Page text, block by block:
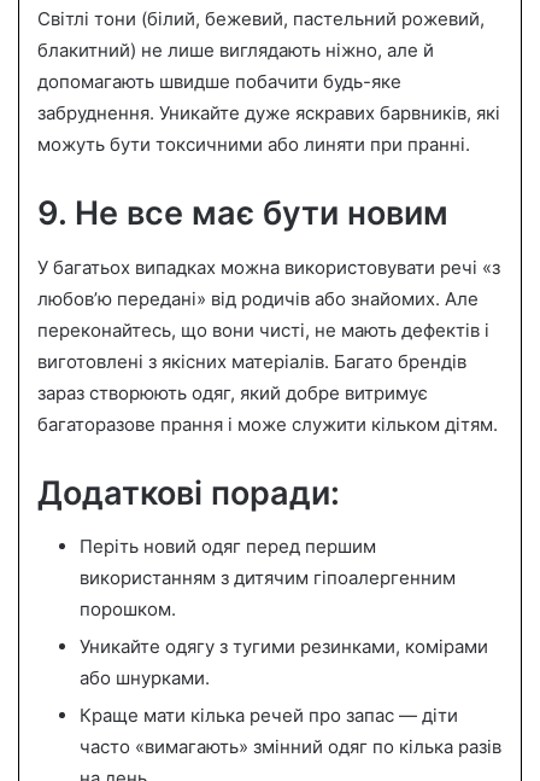
Світлі тони (білий, бежевий, пастельний рожевий,
блакитний) не лише виглядають ніжно, але й
допомагають швидше побачити будь-яке
забруднення. Уникайте дуже яскравих барвників, які
можуть бути токсичними або линяти при пранні.
9. Не все має бути новим
У багатьох випадках можна використовувати речі «з
любов’ю передані» від родичів або знайомих. Але
переконайтесь, що вони чисті, не мають дефектів і
виготовлені з якісних матеріалів. Багато брендів
зараз створюють одяг, який добре витримує
багаторазове прання і може служити кільком дітям.
Додаткові поради:
Періть новий одяг перед першим
використанням з дитячим гіпоалергенним
порошком.
Уникайте одягу з тугими резинками, комірами
або шнурками.
Краще мати кілька речей про запас — діти
часто «вимагають» змінний одяг по кілька разів